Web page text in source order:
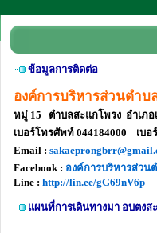
ข้อมูลการติดต่อ
องค์การบริหารส่วนตำบ
หมู่ 15 ตำบลสะแกโพรง อำเภอ
เบอร์โทรศัพท์ 044184000 เบอ
Email : s
Facebook : องค์การบริหารส่วน
Line : http://lin.ee/gG69nV6p
แผนที่การเดินทางมา อบตงส